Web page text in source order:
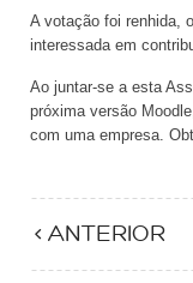
A votação foi renhida,
interessada em
Ao juntar-se a esta
próxima versão
com uma empresa.
< ANTERIOR